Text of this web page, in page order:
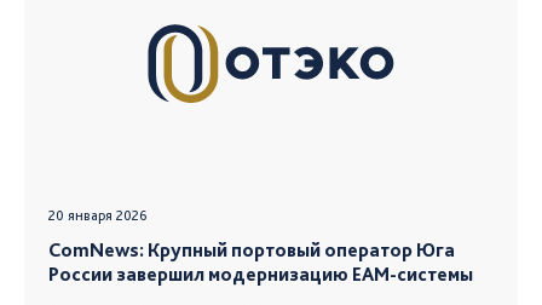
20 января 2026
ComNews: Крупный портовый оператор Юга
России завершил модернизацию EAM-cистемы